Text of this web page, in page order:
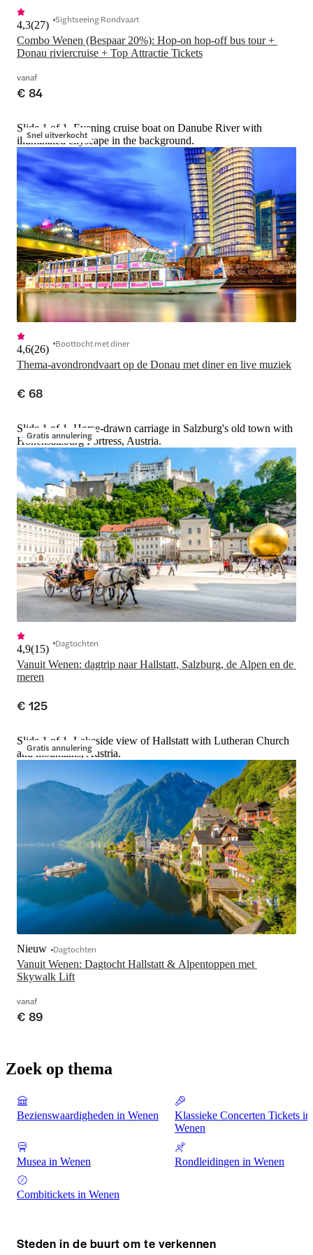
Combo Wenen (Bespaar 20%): Hop-on hop-off bus tour +
Donau riviercruise + Top Attractie Tickets
4,3(27) Sightseeing Rondvaart
vanaf
€ 84
Snel uitverkocht
Slide 1 of 1, Evening cruise boat on Danube River with
illuminated cityscape in the background.
Thema-avondrondvaart op de Donau met diner en live muziek
4,6(26) Boottocht met diner
€ 68
Gratis annulering
Slide 1 of 1, Horse-drawn carriage in Salzburg's old town with
Hohensalzburg Fortress, Austria.
Vanuit Wenen: dagtrip naar Hallstatt, Salzburg, de Alpen en de
meren
4,9(15) Dagtochten
€ 125
Gratis annulering
Slide 1 of 1, Lakeside view of Hallstatt with Lutheran Church
and mountains, Austria.
Vanuit Wenen: Dagtocht Hallstatt & Alpentoppen met
Skywalk Lift
Nieuw Dagtochten
vanaf
€ 89
Zoek op thema
Bezienswaardigheden in Wenen
Klassieke Concerten Tickets in
Wenen
Musea in Wenen Rondleidingen in Wenen
Combitickets in Wenen
Steden in de buurt om te verkennen